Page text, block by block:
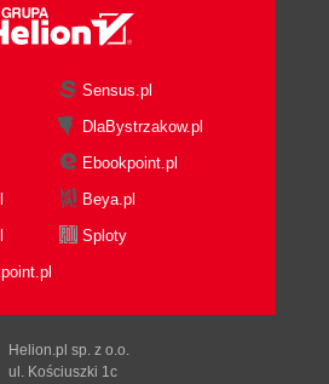
Sensus.pl
DlaBystrzakow.pl
Ebookpoint.pl
Beya.pl
Sploty
Helion.pl sp. z o.o.
ul. Kościuszki 1c